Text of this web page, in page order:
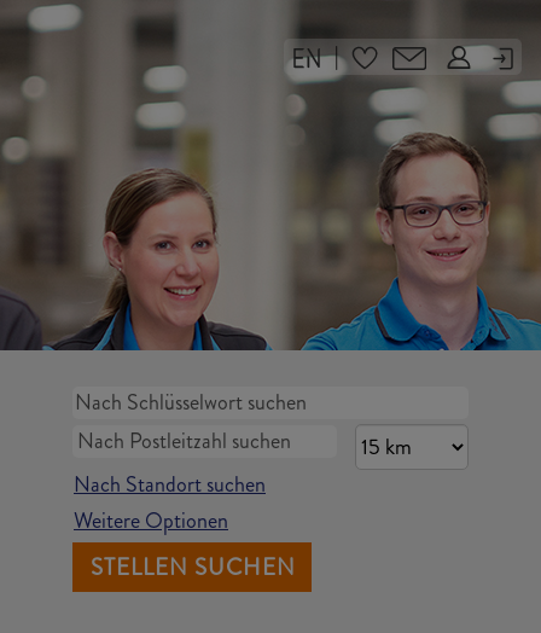
|
Nach Standort suchen
Weitere Optionen